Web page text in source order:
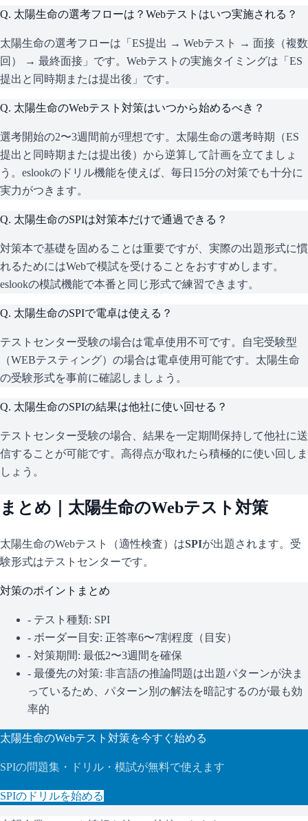
Q. 太陽生命の選考フローは？Webテストはいつ実施される？
太陽生命の選考フローは「ES提出 → Webテスト → 面接（複数
回） → 最終面接」です。Webテストの実施タイミングは「ES
提出と同時期または提出後」です。
Q. 太陽生命のWebテスト対策はいつから始めるべき？
選考開始の2〜3週間前が理想です。太陽生命の選考時期（ES
提出と同時期または提出後）から逆算して計画を立てましょ
う。eslookのドリル機能を使えば、毎日15分の対策でも十分に
実力がつきます。
Q. 太陽生命のSPIは対策本だけで通過できる？
対策本で基礎を固めることは重要ですが、実際の出題形式に慣
れるためにはWebで模試を受けることをおすすめします。
eslookの模試機能で本番と同じ形式で練習できます。
Q. 太陽生命のSPIで電卓は使える？
テストセンター受験の場合は電卓使用不可です。自宅受験型
（WEBテスティング）の場合は電卓使用可能です。太陽生命
の受験形式を事前に確認しましょう。
Q. 太陽生命のSPIの結果は他社に使い回せる？
テストセンター受験の場合、結果を一定期間保持して他社に送
信することが可能です。高得点が取れたら積極的に使い回しま
しょう。
まとめ｜ 太陽生命のWebテスト対策
太陽生命のWebテスト（適性検査）はSPIが出題されます。 受
験形式はテストセンターです。
対策のポイントまとめ
- テスト種類: SPI
- ボーダー目安: 正答率6〜7割程度（目安）
- 対策期間: 最低2〜3週間を確保
- 最優先の対策: 非言語の推論問題は出題パターンが決ま
っているため、パターン別の解法を暗記するのが最も効
率的
太陽生命のWebテスト対策を今すぐ始める
SPIの問題集・ドリル・模試が無料で使えます
SPIのドリルを始める